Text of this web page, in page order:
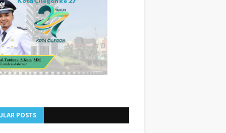
POSTS